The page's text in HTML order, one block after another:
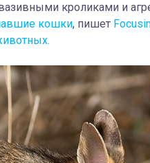
кроликами и
кошки, пишет